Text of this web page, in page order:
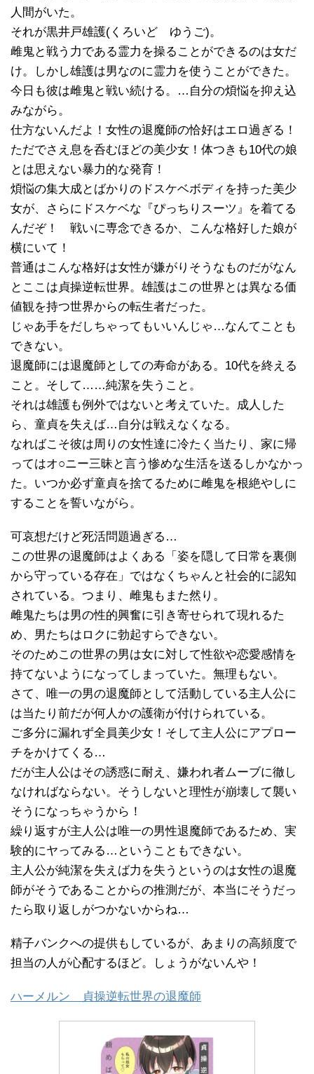
人間がいた。
それが黒井戸雄護(くろいど ゆうご)。
雌鬼と戦う力である霊力を操ることができるのは女だ
け。しかし雄護は男なのに霊力を使うことができた。
今日も彼は雌鬼と戦い続ける。…自分の煩悩を抑え込
みながら。
仕方ないんだよ！女性の退魔師の恰好はエロ過ぎる！
ただでさえ息を呑むほどの美少女！体つきも10代の娘
とは思えない暴力的な発育！
煩悩の集大成とばかりのドスケベボディを持った美少
女が、さらにドスケベな『ぴっちりスーツ』を着てる
んだぞ！ 戦いに専念できるか、こんな格好した娘が
横にいて！
普通はこんな格好は女性が嫌がりそうなものだがなん
とここは貞操逆転世界。雄護はこの世界とは異なる価
値観を持つ世界からの転生者だった。
じゃあ手をだしちゃってもいいんじゃ…なんてことも
できない。
退魔師には退魔師としての寿命がある。10代を終える
こと。そして……純潔を失うこと。
それは雄護も例外ではないと考えていた。成人した
ら、童貞を失えば…自分は戦えなくなる。
なればこそ彼は周りの女性達に冷たく当たり、家に帰
ってはオ○ニー三昧と言う惨めな生活を送るしかなかっ
た。いつか必ず童貞を捨てるために雌鬼を根絶やしに
することを誓いながら。
可哀想だけど死活問題過ぎる…
この世界の退魔師はよくある「姿を隠して日常を裏側
から守っている存在」ではなくちゃんと社会的に認知
されている。つまり、雌鬼もまた然り。
雌鬼たちは男の性的興奮に引き寄せられて現れるた
め、男たちはロクに勃起すらできない。
そのためこの世界の男は女に対して性欲や恋愛感情を
持てないようになってしまっていた。無理もない。
さて、唯一の男の退魔師として活動している主人公に
は当たり前だが何人かの護衛が付けられている。
ご多分に漏れず全員美少女！そして主人公にアプロー
チをかけてくる…
だが主人公はその誘惑に耐え、嫌われ者ムーブに徹し
なければならない。そうしないと理性が崩壊して襲い
そうになっちゃうから！
繰り返すが主人公は唯一の男性退魔師であるため、実
験的にヤってみる…ということもできない。
主人公が純潔を失えば力を失うというのは女性の退魔
師がそうであることからの推測だが、本当にそうだっ
たら取り返しがつかないからね…
精子バンクへの提供もしているが、あまりの高頻度で
担当の人が心配するほど。しょうがないんや！
ハーメルン 貞操逆転世界の退魔師